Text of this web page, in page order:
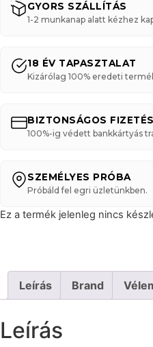
GYORS SZÁLLÍTÁS
1-2 munkanap alatt kézhez
18 ÉV TAPASZTALAT
Kizárólag 100% eredeti
BIZTONSÁGOS FIZETÉS
100%-ig védett bankkártyás
SZEMÉLYES PRÓBA
Próbáld fel egri üzletünkben.
Ez a termék jelenleg nincs
Leírás Brand
Leírás